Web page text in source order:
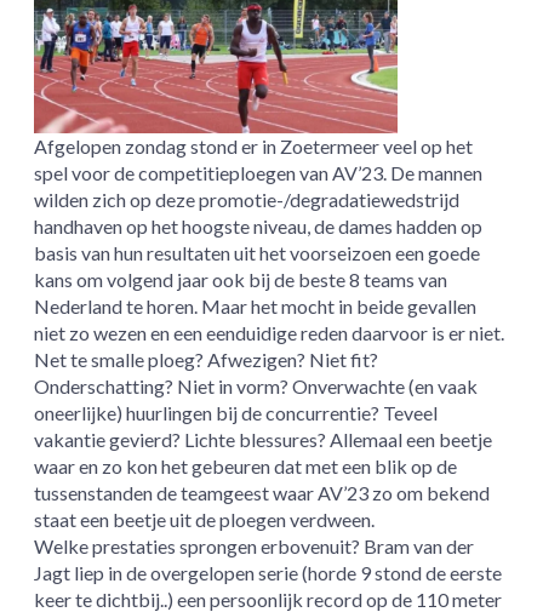
Afgelopen zondag stond er in Zoetermeer veel op het
spel voor de competitieploegen van AV’23. De mannen
wilden zich op deze promotie-/degradatiewedstrijd
handhaven op het hoogste niveau, de dames hadden op
basis van hun resultaten uit het voorseizoen een goede
kans om volgend jaar ook bij de beste 8 teams van
Nederland te horen. Maar het mocht in beide gevallen
niet zo wezen en een eenduidige reden daarvoor is er niet.
Net te smalle ploeg? Afwezigen? Niet fit?
Onderschatting? Niet in vorm? Onverwachte (en vaak
oneerlijke) huurlingen bij de concurrentie? Teveel
vakantie gevierd? Lichte blessures? Allemaal een beetje
waar en zo kon het gebeuren dat met een blik op de
tussenstanden de teamgeest waar AV’23 zo om bekend
staat een beetje uit de ploegen verdween.
Welke prestaties sprongen erbovenuit? Bram van der
Jagt liep in de overgelopen serie (horde 9 stond de eerste
keer te dichtbij..) een persoonlijk record op de 110 meter